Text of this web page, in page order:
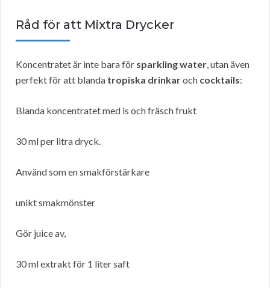
Råd för att Mixtra Drycker
Koncentratet är inte bara för sparkling water, utan även
perfekt för att blanda tropiska drinkaroch cocktails:
Blanda koncentratet med is och fräsch frukt
30 ml per litra dryck.
Använd som en smakförstärkare
unikt smakmönster
Gör juice av,
30 ml extrakt för 1 liter saft